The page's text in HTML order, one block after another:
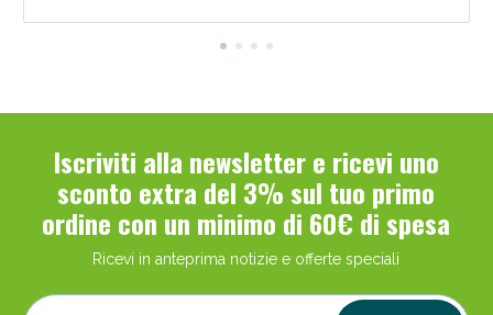
Iscriviti alla newsletter e ricevi uno
sconto extra del 3% sul tuo primo
ordine con un minimo di 60€ di spesa
Ricevi in anteprima notizie e offerte speciali